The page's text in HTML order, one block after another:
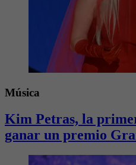
Música
Kim Petras, la
ganar un premio